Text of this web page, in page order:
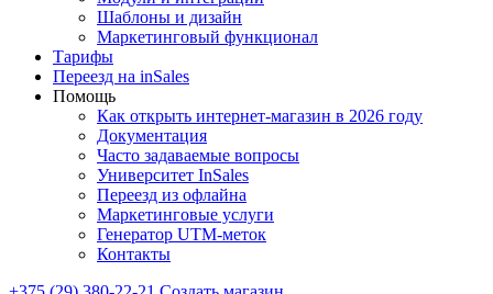
Шаблоны и дизайн
Маркетинговый функционал
Тарифы
Переезд на inSales
Помощь
Как открыть интернет-магазин в 2026 году
Документация
Часто задаваемые вопросы
Университет InSales
Переезд из офлайна
Маркетинговые услуги
Генератор UTM-меток
Контакты